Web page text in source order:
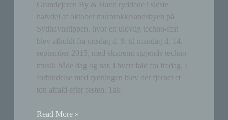
Grundejeren By & Havn ryddede i sidste
halvdel af oktober murbrokkelandsbyen på
Sydhavnstippen, hvor en ulovlig techno-fest
blev afholdt fra onsdag d. 9. til mandag d. 14.
september 2015, med ekstremt støjende techno-
musik både dag og nat, i hvert fald fra fredag. I
forbindelse med rydningen blev der fjernet et
ton affald efter festen. Tak
Techno-
Read More »